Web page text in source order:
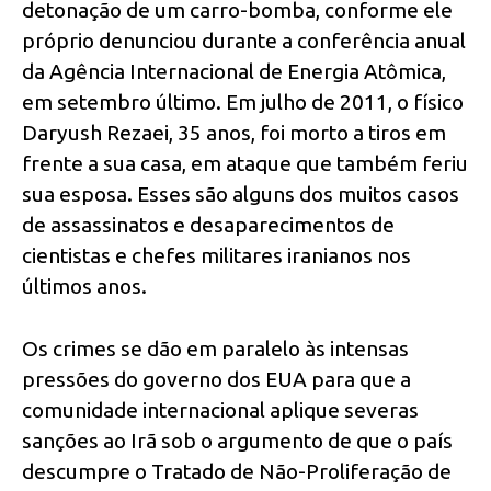
detonação de um carro-bomba, conforme ele
próprio denunciou durante a conferência anual
da Agência Internacional de Energia Atômica,
em setembro último. Em julho de 2011, o físico
Daryush Rezaei, 35 anos, foi morto a tiros em
frente a sua casa, em ataque que também feriu
sua esposa. Esses são alguns dos muitos casos
de assassinatos e desaparecimentos de
cientistas e chefes militares iranianos nos
últimos anos.
Os crimes se dão em paralelo às intensas
pressões do governo dos EUA para que a
comunidade internacional aplique severas
sanções ao Irã sob o argumento de que o país
descumpre o Tratado de Não-Proliferação de